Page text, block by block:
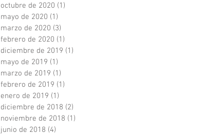
octubre de 2020 (1)
mayo de 2020 (1)
marzo de 2020 (3)
febrero de 2020 (1)
diciembre de 2019 (1)
mayo de 2019 (1)
marzo de 2019 (1)
febrero de 2019 (1)
enero de 2019 (1)
diciembre de 2018 (2)
noviembre de 2018 (1)
junio de 2018 (4)